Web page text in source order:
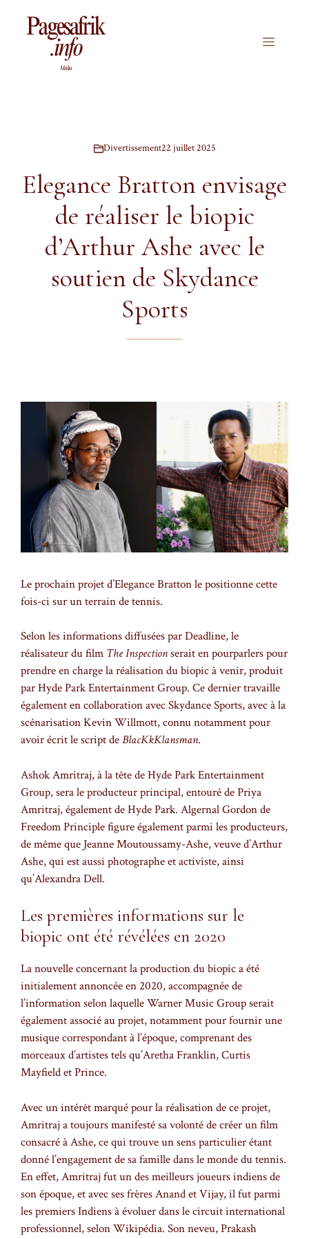
Menu
Divertissement22 juillet 2025
Elegance Bratton envisage
de réaliser le biopic
d’Arthur Ashe avec le
soutien de Skydance
Sports
Le prochain projet d’Elegance Bratton le positionne cette
fois-ci sur un terrain de tennis.
Selon les informations diffusées par Deadline, le
réalisateur du film The Inspectionserait en pourparlers pour
prendre en charge la réalisation du biopic à venir, produit
par Hyde Park Entertainment Group. Ce dernier travaille
également en collaboration avec Skydance Sports, avec à la
scénarisation Kevin Willmott, connu notamment pour
avoir écrit le script deBlacKkKlansman.
Ashok Amritraj, à la tête de Hyde Park Entertainment
Group, sera le producteur principal, entouré de Priya
Amritraj, également de Hyde Park. Algernal Gordon de
Freedom Principle figure également parmi les producteurs,
de même que Jeanne Moutoussamy-Ashe, veuve d’Arthur
Ashe, qui est aussi photographe et activiste, ainsi
qu’Alexandra Dell.
Les premières informations sur le
biopic ont été révélées en 2020
La nouvelle concernant la production du biopic a été
initialement annoncée en 2020, accompagnée de
l’information selon laquelle Warner Music Group serait
également associé au projet, notamment pour fournir une
musique correspondant à l’époque, comprenant des
morceaux d’artistes tels qu’Aretha Franklin, Curtis
Mayfield et Prince.
Avec un intérêt marqué pour la réalisation de ce projet,
Amritraj a toujours manifesté sa volonté de créer un film
consacré à Ashe, ce qui trouve un sens particulier étant
donné l’engagement de sa famille dans le monde du tennis.
En effet, Amritraj fut un des meilleurs joueurs indiens de
son époque, et avec ses frères Anand et Vijay, il fut parmi
les premiers Indiens à évoluer dans le circuit international
professionnel, selon Wikipédia. Son neveu, Prakash